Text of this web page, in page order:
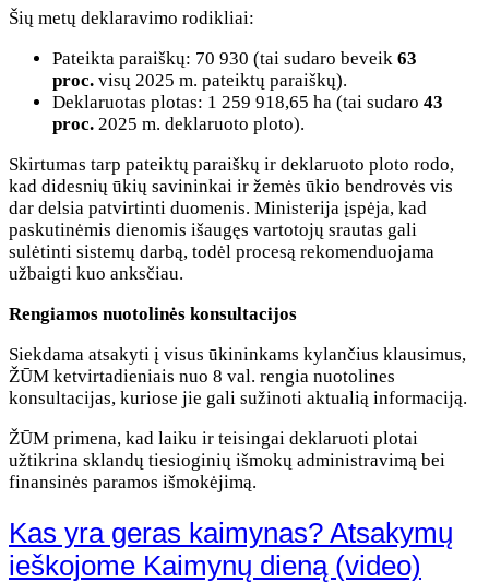
Šių metų deklaravimo rodikliai:
Pateikta paraiškų: 70 930 (tai sudaro beveik 63
proc. visų 2025 m. pateiktų paraiškų).
Deklaruotas plotas: 1 259 918,65 ha (tai sudaro 43
proc. 2025 m. deklaruoto ploto).
Skirtumas tarp pateiktų paraiškų ir deklaruoto ploto rodo,
kad didesnių ūkių savininkai ir žemės ūkio bendrovės vis
dar delsia patvirtinti duomenis. Ministerija įspėja, kad
paskutinėmis dienomis išaugęs vartotojų srautas gali
sulėtinti sistemų darbą, todėl procesą rekomenduojama
užbaigti kuo anksčiau.
Rengiamos nuotolinės konsultacijos
Siekdama atsakyti į visus ūkininkams kylančius klausimus,
ŽŪM ketvirtadieniais nuo 8 val. rengia nuotolines
konsultacijas, kuriose jie gali sužinoti aktualią informaciją.
ŽŪM primena, kad laiku ir teisingai deklaruoti plotai
užtikrina sklandų tiesioginių išmokų administravimą bei
finansinės paramos išmokėjimą.
Kas yra geras kaimynas? Atsakymų
ieškojome Kaimynų dieną (video)